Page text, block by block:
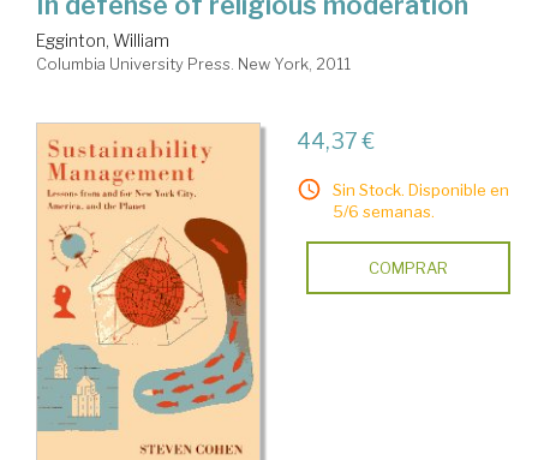
Egginton, William
Columbia University Press. New York, 2011
44,37 €
Sin Stock. Disponible en
5/6 semanas.
COMPRAR